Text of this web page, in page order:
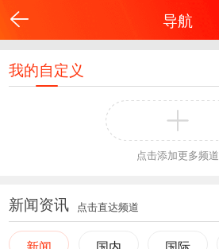
导航
我的自定义
点击添加更多频道
新闻资讯 点击直达频道